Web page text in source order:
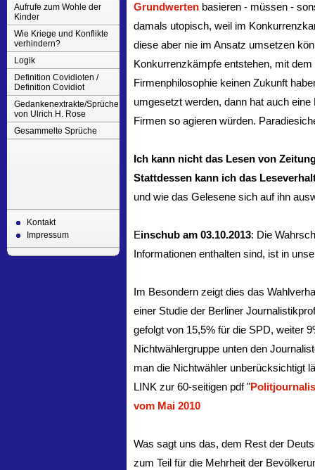
Aufrufe zum Wohle der
Kinder
Wie Kriege und Konflikte
verhindern?
Logik
Definition Covidioten /
Definition Covidiot
Gedankenextrakte/Sprüche
von Ulrich H. Rose
Gesammelte Sprüche
Kontakt
Impressum
Grundwerten basieren - müssen -
damals utopisch, weil im
diese aber nie im Ansatz umsetzen
Konkurrenzkämpfe entstehen, mit
Firmenphilosophie keinen Zukunft
umgesetzt werden, dann hat auch
Firmen so agieren würden.
Ich kann nicht das Lesen von
Stattdessen kann ich das
und wie das Gelesene sich auf ihn
Einschub am 03.10.2013: Die
Informationen enthalten sind, ist in
Im Besondern zeigt dies das
einer Studie der Berliner
gefolgt von 15,5% für die SPD, weiter
Nichtwählergruppe unten den
man die Nichtwähler unberücksichtigt
LINK zur 60-seitigen pdf "
vom Mai 2010
Was sagt uns das, dem Rest der
zum Teil für die Mehrheit der